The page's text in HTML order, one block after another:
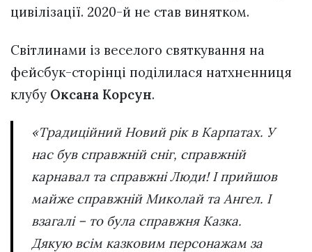
цивілізації. 2020-й не став винятком.
Світлинами із веселого святкування на
фейсбук-сторінці поділилася натхненниця
клубу Оксана Корсун.
«Традиційний Новий рік в Карпатах. У
нас був справжній сніг, справжній
карнавал та справжні Люди! І прийшов
майже справжній Миколай та Ангел. І
взагалі – то була справжня Казка.
Дякую всім казковим персонажам за